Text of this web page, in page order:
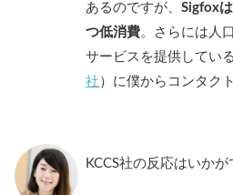
あるのですが、 Sigfox
つ低消費。さらには人
サービスを提供してい
社 ）に僕からコンタク
KCCS社の反応はいかが